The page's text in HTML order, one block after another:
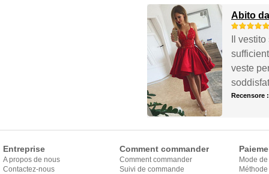
Abito
Il
veste
Recensore
Entreprise
A propos de nous
Contactez-nous
Comment commander
Comment commander
Suivi de commande
Mode